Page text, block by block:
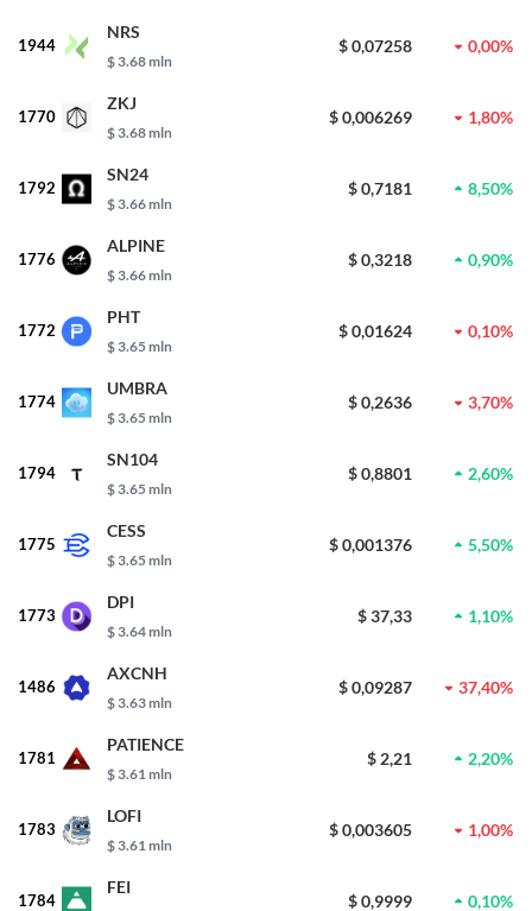
1944
NRS
$ 3.68 mln
$ 0,07258 0,00%
1770
ZKJ
$ 3.68 mln
$ 0,006269 1,80%
1792
SN24
$ 3.66 mln
$ 0,7181 8,50%
1776
ALPINE
$ 3.66 mln
$ 0,3218 0,90%
1772
PHT
$ 3.65 mln
$ 0,01624 0,10%
1774
UMBRA
$ 3.65 mln
$ 0,2636 3,70%
1794
SN104
$ 3.65 mln
$ 0,8801 2,60%
1775
CESS
$ 3.65 mln
$ 0,001376 5,50%
1773
DPI
$ 3.64 mln
$ 37,33 1,10%
1486
AXCNH
$ 3.63 mln
$ 0,09287 37,40%
1781
PATIENCE
$ 3.61 mln
$ 2,21 2,20%
1783
LOFI
$ 3.61 mln
$ 0,003605 1,00%
1784
FEI
$ 0,9999 0,10%